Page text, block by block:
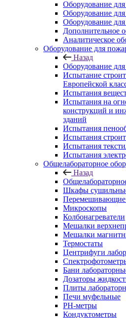
Оборудование
Оборудование
Оборудование
Дополнительное
Аналитическое
Оборудование для
Назад
Оборудование
Испытание
Европейской
Испытания
Испытания на
конструкций и
зданий
Испытания
Испытания
Испытания
Испытания
Общелабораторное
Назад
Шкафы
Перемешивающие
Микроскопы
Колбонагреватели
Мешалки
Мешалки
Термостаты
Центрифуги
Бани
Дозаторы
Плиты
Печи муфельные
РН-метры
Кондуктометры